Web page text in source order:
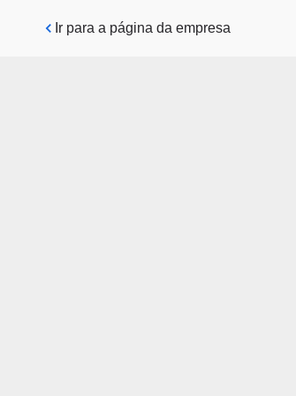
Pular para o conteúdo principal
Ir para a página da empresa